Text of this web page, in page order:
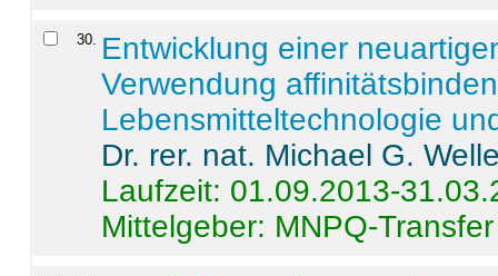
30. Entwicklung einer
Verwendung
Lebensmitteltechnologie
Dr. rer. nat. Michael G.
Laufzeit: 01.09.2013-
Mittelgeber: MNPQ-Transfer